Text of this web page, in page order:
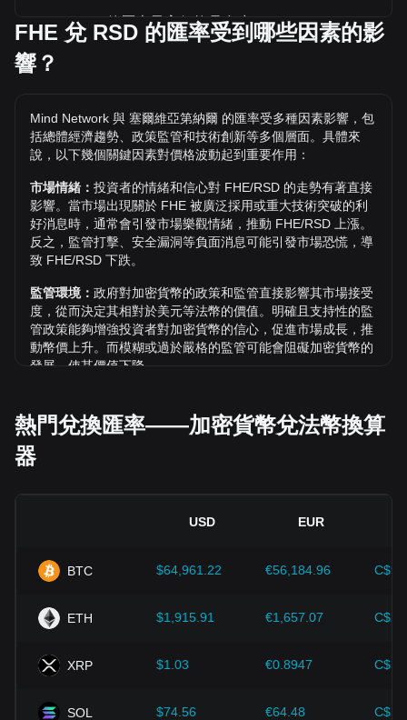
FHE / RSD 的歷史最高價格是多少？
價值是否還會超越目前的歷史最高價呢？讓我們拭目以待。
過去 7 天內，Mind Network（FHE）的匯率上升了 23.38%。
過去 1 個月內，Mind Network（FHE）兌 塞爾維亞第納爾
（RSD）的匯率上升了 56.10%。
FHE 兌 RSD 的匯率受到哪些因素的影
響？
Mind Network 與 塞爾維亞第納爾 的匯率受多種因素影響，包
括總體經濟趨勢、政策監管和技術創新等多個層面。具體來
說，以下幾個關鍵因素對價格波動起到重要作用：
市場情緒： 投資者的情緒和信心對 FHE/RSD 的走勢有著直接
影響。當市場出現關於 FHE 被廣泛採用或重大技術突破的利
好消息時，通常會引發市場樂觀情緒，推動 FHE/RSD 上漲。
反之，監管打擊、安全漏洞等負面消息可能引發市場恐慌，導
致 FHE/RSD 下跌。
監管環境： 政府對加密貨幣的政策和監管直接影響其市場接受
度，從而決定其相對於美元等法幣的價值。明確且支持性的監
管政策能夠增強投資者對加密貨幣的信心，促進市場成長，推
動幣價上升。而模糊或過於嚴格的監管可能會阻礙加密貨幣的
發展，使其價值下降。
經濟成長等關鍵指標）對法幣價值起決定性作用，間接影響
FHE/RSD 的匯率。例如：高通膨可能削弱市場對法幣的信
任，促使投資者尋求比特幣等加密資產作為避險工具，進而推
高其價格。
性的提升，都為比特幣等加密貨幣的價值成長提供了強而有力
投資者需深入了解這些因素，以避免做出錯誤決策。在綜合考
的未來趨勢，並根據市場變化及時調整投資策略。
熱門兌換匯率——加密貨幣兌法幣換算
器
USD EUR
BTC $64,961.22 €56,184.96
ETH $1,915.91 €1,657.07
XRP $1.03 €0.8947
SOL $74.56 €64.48